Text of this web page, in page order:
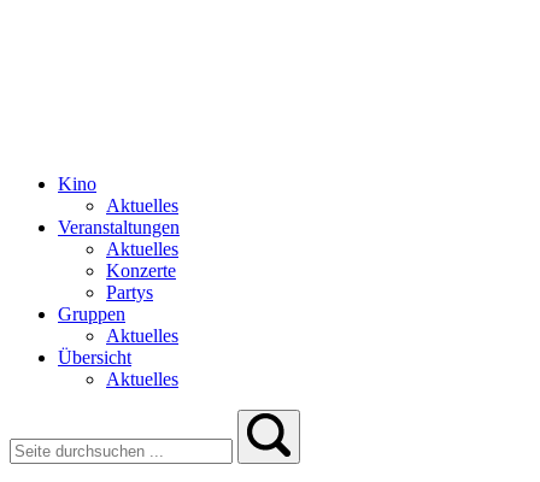
Kino
Aktuelles
Veranstaltungen
Aktuelles
Konzerte
Partys
Gruppen
Aktuelles
Übersicht
Aktuelles